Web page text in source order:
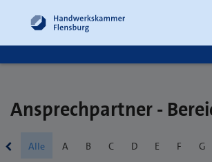
Ansprechpartner -
Alle A B C D E F G